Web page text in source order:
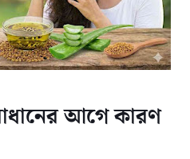
আগে কারণ